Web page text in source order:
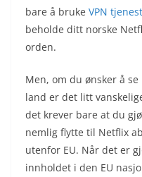
bare å bruke VPN
beholde ditt norske
orden.
Men, om du ønsker å
land er det litt
det krever bare at du
nemlig flytte til Netflix
utenfor EU. Når det er
innholdet i den EU